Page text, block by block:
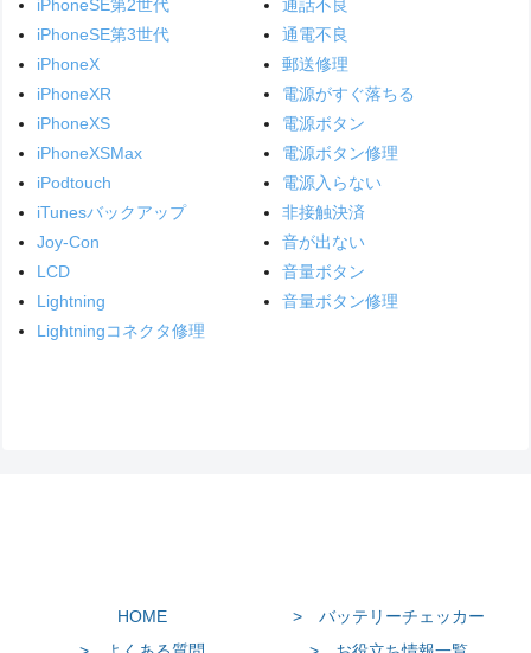
iPhoneSE第2世代
iPhoneSE第3世代
iPhoneX
iPhoneXR
iPhoneXS
iPhoneXSMax
iPodtouch
iTunesバックアップ
Joy-Con
LCD
Lightning
Lightningコネクタ修理
通話不良
通電不良
郵送修理
電源がすぐ落ちる
電源ボタン
電源ボタン修理
電源入らない
非接触決済
音が出ない
音量ボタン
音量ボタン修理
HOME
> バッテリーチェッカー